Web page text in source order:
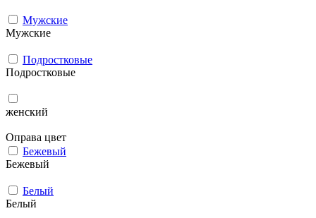
Мужcкие
Мужcкие
Подростковые
Подростковые
женский
Оправа цвет
Бежевый
Бежевый
Белый
Белый